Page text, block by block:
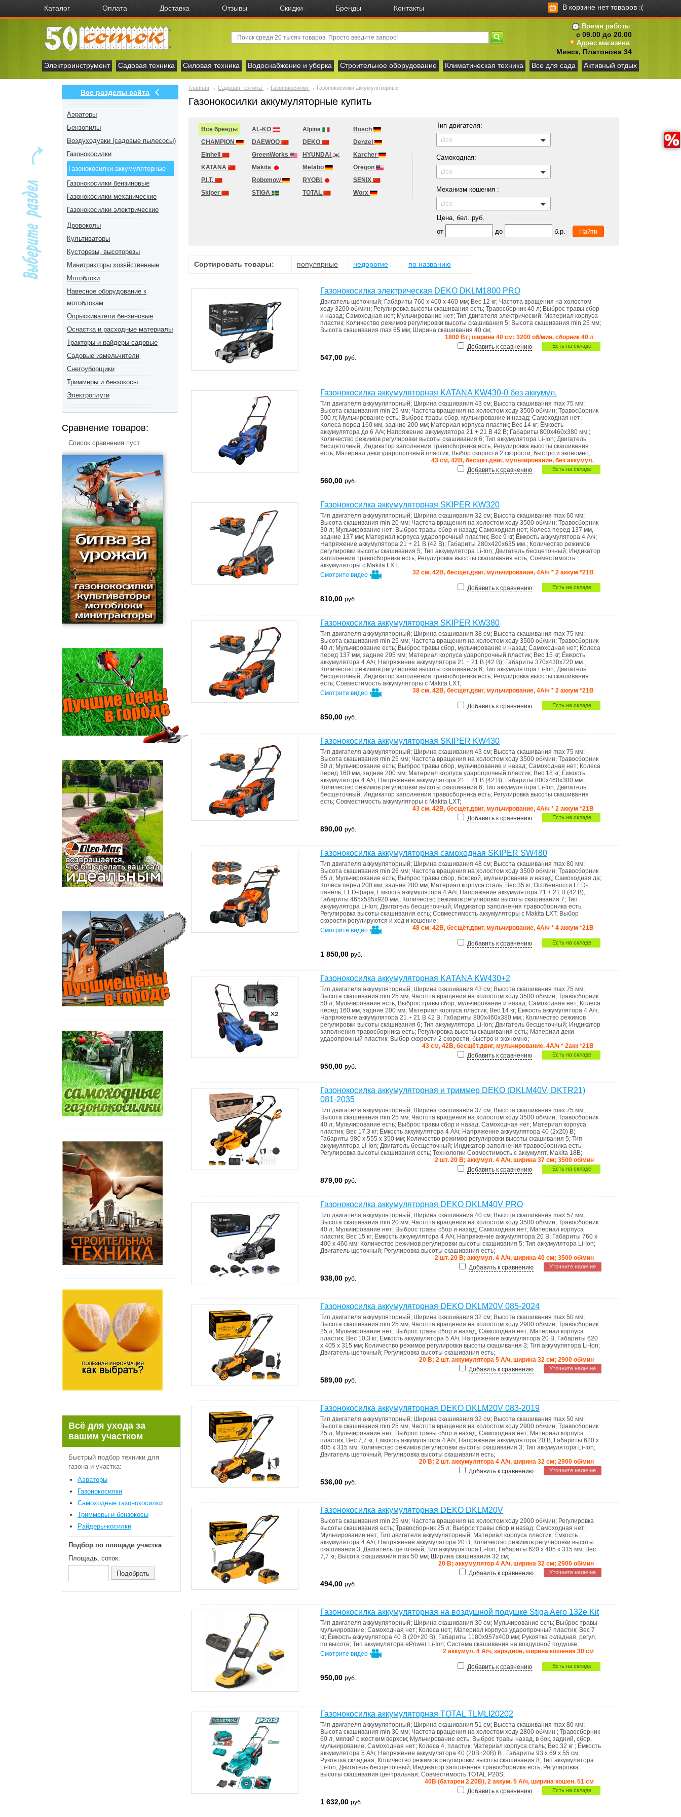
Каталог Оплата Доставка Отзывы Скидки Бренды Контакты В корзине нет товаров :(
Время работы:
с 09.00 до 20.00
Адрес магазина:
Минск, Платонова 34
Электроинструмент
Садовая техника Силовая техника Водоснабжение и уборка Строительное оборудование Климатическая техника Все для сада Активный отдых
Все разделы сайта
Аэраторы
Бензопилы
Воздуходувки (садовые пылесосы)
Газонокосилки
Газонокосилки аккумуляторные
Газонокосилки бензиновые
Газонокосилки механические
Газонокосилки электрические
Дровоколы
Культиваторы
Кусторезы, высоторезы
Минитракторы хозяйственные
Мотоблоки
Навесное оборудование к
мотоблокам
Опрыскиватели бензиновые
Оснастка и расходные материалы
Тракторы и райдеры садовые
Садовые измельчители
Снегоуборщики
Триммеры и бензокосы
Электроплуги
Сравнение товаров:
Список сравнения пуст
Всё для ухода за
вашим участком
Быстрый подбор техники для
газона и участка:
Аэраторы
Газонокосилки
Самоходные газонокосилки
Триммеры и бензокосы
Райдеры-косилки
Подбор по площади участка
Площадь, соток:
Главная → Садовая техника → Газонокосилки → Газонокосилки аккумуляторные →
Газонокосилки аккумуляторные купить
Все бренды AL-KO Alpina
Bosch
CHAMPION
DAEWOO DEKO
Denzel
Einhell
GreenWorks HYUNDAI
Karcher
KATANA
Makita Metabo
Oregon
P.I.T.
Robomow RYOBI
SENIX
Skiper
STIGA TOTAL Worx
Тип двигателя:
Все
Самоходная:
Все
Механизм кошения :
Все
Цена, бел. руб.
от
до б.р.
Сортировать товары: популярные недорогие по названию
Газонокосилка электрическая DEKO DKLM1800 PRO
Двигатель щеточный; Габариты 760 x 400 x 460 мм; Вес 12 кг; Частота вращения на холостом
ходу 3200 об/мин; Регулировка высоты скашивания есть; Травосборник 40 л; Выброс травы сбор
и назад; Самоходная нет; Мульчирование нет; Тип двигателя электрический; Материал корпуса
пластик; Количество режимов регулировки высоты скашивания 5; Высота скашивания min 25 мм;
Высота скашивания max 65 мм; Ширина скашивания 40 см;
1800 Вт; ширина 40 см; 3200 об/мин, сборник 40 л
Есть на складе
Добавить к сравнению
547,00 руб.
Газонокосилка аккумуляторная KATANA KW430-0 без аккумул.
Тип двигателя аккумуляторный; Ширина скашивания 43 см; Высота скашивания max 75 мм;
Высота скашивания min 25 мм; Частота вращения на холостом ходу 3500 об/мин; Травосборник
500 л; Мульчирование есть; Выброс травы сбор, мульчирование и назад; Самоходная нет;
Колеса перед 160 мм, задние 200 мм; Материал корпуса пластик; Вес 14 кг; Ёмкость
аккумулятора до 6 А/ч; Напряжение аккумулятора 21 + 21 В 42 В; Габариты 800х460х380 мм.;
Количество режимов регулировки высоты скашивания 6; Тип аккумулятора Li-Ion; Двигатель
бесщеточный; Индикатоp запoлнения травoсборника есть; Регулировка высоты скашивания
есть; Материал деки ударопрочный пластик; Выбор скорости 2 скорости, быстро и экономно;
43 см, 42В, бесщёт.двиг, мульчирование, без аккумул.
Есть на складе
Добавить к сравнению
560,00 руб.
Газонокосилка аккумуляторная SKIPER KW320
Тип двигателя аккумуляторный; Ширина скашивания 32 см; Высота скашивания max 60 мм;
Высота скашивания min 20 мм; Частота вращения на холостом ходу 3500 об/мин; Травосборник
30 л; Мульчирование нет; Выброс травы сбор и назад; Самоходная нет; Колеса перед 137 мм,
задние 137 мм; Материал корпуса ударопрочный пластик; Вес 9 кг; Ёмкость аккумулятора 4 А/ч;
Напряжение аккумулятора 21 + 21 В (42 В); Габариты 280х420х635 мм.; Количество режимов
регулировки высоты скашивания 5; Тип аккумулятора Li-Ion; Двигатель бесщеточный; Индикатоp
запoлнения травoсборника есть; Регулировка высоты скашивания есть; Совместимость
аккумуляторы с Makita LXT;
32 см, 42В, бесщёт.двиг, мульчирование, 4А/ч * 2 аккум *21В
Смотрите видео
Есть на складе
Добавить к сравнению
810,00 руб.
Газонокосилка аккумуляторная SKIPER KW380
Тип двигателя аккумуляторный; Ширина скашивания 38 см; Высота скашивания max 75 мм;
Высота скашивания min 25 мм; Частота вращения на холостом ходу 3500 об/мин; Травосборник
40 л; Мульчирование есть; Выброс травы сбор, мульчирование и назад; Самоходная нет; Колеса
перед 137 мм, задние 205 мм; Материал корпуса ударопрочный пластик; Вес 15 кг; Ёмкость
аккумулятора 4 А/ч; Напряжение аккумулятора 21 + 21 В (42 В); Габариты 370х430х720 мм.;
Количество режимов регулировки высоты скашивания 6; Тип аккумулятора Li-Ion; Двигатель
бесщеточный; Индикатоp запoлнения травoсборника есть; Регулировка высоты скашивания
есть; Совместимость аккумуляторы с Makita LXT;
38 см, 42В, бесщёт.двиг, мульчирование, 4А/ч * 2 аккум *21В
Смотрите видео
Есть на складе
Добавить к сравнению
850,00 руб.
Газонокосилка аккумуляторная SKIPER KW430
Тип двигателя аккумуляторный; Ширина скашивания 43 см; Высота скашивания max 75 мм;
Высота скашивания min 25 мм; Частота вращения на холостом ходу 3500 об/мин; Травосборник
50 л; Мульчирование есть; Выброс травы сбор, мульчирование и назад; Самоходная нет; Колеса
перед 160 мм, задние 200 мм; Материал корпуса ударопрочный пластик; Вес 18 кг; Ёмкость
аккумулятора 4 А/ч; Напряжение аккумулятора 21 + 21 В (42 В); Габариты 800х460х380 мм.;
Количество режимов регулировки высоты скашивания 6; Тип аккумулятора Li-Ion; Двигатель
бесщеточный; Индикатоp запoлнения травoсборника есть; Регулировка высоты скашивания
есть; Совместимость аккумуляторы с Makita LXT;
43 см, 42В, бесщёт.двиг, мульчирование, 4А/ч * 2 аккум *21В
Есть на складе
Добавить к сравнению
890,00 руб.
Газонокосилка аккумуляторная самоходная SKIPER SW480
Тип двигателя аккумуляторный; Ширина скашивания 48 см; Высота скашивания max 80 мм;
Высота скашивания min 26 мм; Частота вращения на холостом ходу 3500 об/мин; Травосборник
65 л; Мульчирование есть; Выброс травы сбор, боковой, мульчирование и назад; Самоходная да;
Колеса перед 200 мм, задние 280 мм; Материал корпуса сталь; Вес 35 кг; Особенности LED-
панель, LED-фара; Ёмкость аккумулятора 4 А/ч; Напряжение аккумулятора 21 + 21 В (42 В);
Габариты 465х585х920 мм.; Количество режимов регулировки высоты скашивания 7; Тип
аккумулятора Li-Ion; Двигатель бесщеточный; Индикатоp запoлнения травoсборника есть;
Регулировка высоты скашивания есть; Совместимость аккумуляторы с Makita LXT; Выбор
скорости регулируются и ход и кошение;
48 см, 42В, бесщёт.двиг, мульчирование, 4А/ч * 4 аккум *21В
Смотрите видео
Есть на складе
Добавить к сравнению
1 850,00 руб.
Газонокосилка аккумуляторная KATANA KW430+2
Тип двигателя аккумуляторный; Ширина скашивания 43 см; Высота скашивания max 75 мм;
Высота скашивания min 25 мм; Частота вращения на холостом ходу 3500 об/мин; Травосборник
50 л; Мульчирование есть; Выброс травы сбор, мульчирование и назад; Самоходная нет; Колеса
перед 160 мм, задние 200 мм; Материал корпуса пластик; Вес 14 кг; Ёмкость аккумулятора 4 А/ч;
Напряжение аккумулятора 21 + 21 В 42 В; Габариты 800х460х380 мм.; Количество режимов
регулировки высоты скашивания 6; Тип аккумулятора Li-Ion; Двигатель бесщеточный; Индикатоp
запoлнения травoсборника есть; Регулировка высоты скашивания есть; Материал деки
ударопрочный пластик; Выбор скорости 2 скорости, быстро и экономно;
43 см, 42В, бесщёт.двиг, мульчирование, 4А/ч * 2акк *21В
Есть на складе
Добавить к сравнению
950,00 руб.
Газонокосилка аккумуляторная и триммер DEKO (DKLM40V, DKTR21)
081-2035
Тип двигателя аккумуляторный; Ширина скашивания 37 см; Высота скашивания max 75 мм;
Высота скашивания min 25 мм; Частота вращения на холостом ходу 3500 об/мин; Травосборник
40 л; Мульчирование есть; Выброс травы сбор и назад; Самоходная нет; Материал корпуса
пластик; Вес 17,3 кг; Ёмкость аккумулятора 4 А/ч; Напряжение аккумулятора 40 (2x20) В;
Габариты 980 x 555 x 350 мм; Количество режимов регулировки высоты скашивания 5; Тип
аккумулятора Li-Ion; Двигатель бесщеточный; Индикатоp запoлнения травoсборника есть;
Регулировка высоты скашивания есть; Технологии Совместимость с аккумулят. Makita 18В;
2 шт. 20 В; аккумул. 4 А/ч, ширина 37 см; 3500 об/мин
Есть на складе
Добавить к сравнению
879,00 руб.
Газонокосилка аккумуляторная DEKO DKLM40V PRO
Тип двигателя аккумуляторный; Ширина скашивания 40 см; Высота скашивания max 57 мм;
Высота скашивания min 20 мм; Частота вращения на холостом ходу 3500 об/мин; Травосборник
40 л; Мульчирование нет; Выброс травы сбор и назад; Самоходная нет; Материал корпуса
пластик; Вес 15 кг; Ёмкость аккумулятора 4 А/ч; Напряжение аккумулятора 20 В; Габариты 760 x
400 x 460 мм; Количество режимов регулировки высоты скашивания 5; Тип аккумулятора Li-Ion;
Двигатель щеточный; Регулировка высоты скашивания есть;
2 шт. 20 В; аккумул. 4 А/ч, ширина 40 см; 3500 об/мин
Уточните наличие
Добавить к сравнению
938,00 руб.
Газонокосилка аккумуляторная DEKO DKLM20V 085-2024
Тип двигателя аккумуляторный; Ширина скашивания 32 см; Высота скашивания max 50 мм;
Высота скашивания min 25 мм; Частота вращения на холостом ходу 2900 об/мин; Травосборник
25 л; Мульчирование нет; Выброс травы сбор и назад; Самоходная нет; Материал корпуса
пластик; Вес 10,3 кг; Ёмкость аккумулятора 5 А/ч; Напряжение аккумулятора 20 В; Габариты 620
x 405 x 315 мм; Количество режимов регулировки высоты скашивания 3; Тип аккумулятора Li-Ion;
Двигатель щеточный; Регулировка высоты скашивания есть;
20 В; 2 шт. аккумулятора 5 А/ч, ширина 32 см; 2900 об/мин
Уточните наличие
Добавить к сравнению
589,00 руб.
Газонокосилка аккумуляторная DEKO DKLM20V 083-2019
Тип двигателя аккумуляторный; Ширина скашивания 32 см; Высота скашивания max 50 мм;
Высота скашивания min 25 мм; Частота вращения на холостом ходу 2900 об/мин; Травосборник
25 л; Мульчирование нет; Выброс травы сбор и назад; Самоходная нет; Материал корпуса
пластик; Вес 7,7 кг; Ёмкость аккумулятора 4 А/ч; Напряжение аккумулятора 20 В; Габариты 620 x
405 x 315 мм; Количество режимов регулировки высоты скашивания 3; Тип аккумулятора Li-Ion;
Двигатель щеточный; Регулировка высоты скашивания есть;
20 В; 2 шт. аккумулятора 4 А/ч, ширина 32 см; 2900 об/мин
Уточните наличие
Добавить к сравнению
536,00 руб.
Газонокосилка аккумуляторная DEKO DKLM20V
Высота скашивания min 25 мм; Частота вращения на холостом ходу 2900 об/мин; Регулировка
высоты скашивания есть; Травосборник 25 л; Выброс травы сбор и назад; Самоходная нет;
Мульчирование нет; Тип двигателя аккумуляторный; Материал корпуса пластик; Ёмкость
аккумулятора 4 А/ч; Напряжение аккумулятора 20 В; Количество режимов регулировки высоты
скашивания 3; Двигатель щеточный; Тип аккумулятора Li-Ion; Габариты 620 x 405 x 315 мм; Вес
7,7 кг; Высота скашивания max 50 мм; Ширина скашивания 32 см;
20 В; аккумулятор 4 А/ч, ширина 32 см; 2900 об/мин
Уточните наличие
Добавить к сравнению
494,00 руб.
Газонокосилка аккумуляторная на воздушной подушке Stiga Aero 132e Kit
Тип двигателя аккумуляторный; Ширина скашивания 30 см; Мульчирование есть; Выброс травы
мульчирование; Самоходная нет; Колеса нет; Материал корпуса ударопрочный пластик; Вес 7
кг; Ёмкость аккумулятора 40 В (20+20 В); Габариты 1180х957х400 мм; Рукоятка складная, регул.
по высоте; Тип аккумулятора ePower Li-Ion; Система скашивания на воздушной подушке;
2 аккумул. 4 А/ч, зарядное, ширина кошения 30 см
Смотрите видео
Есть на складе
Добавить к сравнению
950,00 руб.
Газонокосилка аккумуляторная TOTAL TLMLI20202
Тип двигателя аккумуляторный; Ширина скашивания 51 см; Высота скашивания max 80 мм;
Высота скашивания min 30 мм; Частота вращения на холостом ходу 2800 об/мин ; Травосборник
60 л, мягкий с жестким верхом; Мульчирование есть; Выброс травы назад, в бок, задний, сбор,
мульчирование; Самоходная нет; Колеса 4, пластик; Материал корпуса сталь; Вес 32 кг ; Ёмкость
аккумулятора 5 А/ч; Напряжение аккумулятора 40 (20В+20В) В ; Габариты 93 x 69 x 55 см;
Рукоятка складная; Количество режимов регулировки высоты скашивания 8; Тип аккумулятора
Li-lon; Двигатель бесщеточный; Индикатоp запoлнения травoсборника есть; Регулировка
высоты скашивания центральная; Совместимость TOTAL P20S;
40В (батареи 2,20В), 2 аккум. 5 А/ч, ширина кошен. 51 см
Есть на складе
Добавить к сравнению
1 632,00 руб.